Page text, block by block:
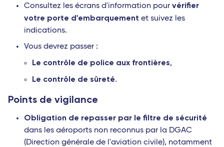
Consultez les écrans d'information pour vérifier
votre porte d'embarquement et suivez les
indications.
Vous devrez passer :
Le contrôle de police aux frontières,
Le contrôle de sûreté.
Points de vigilance
Obligation de repasser par le filtre de sécurité
dans les aéroports non reconnus par la DGAC
(Direction générale de l'aviation civile), notamment